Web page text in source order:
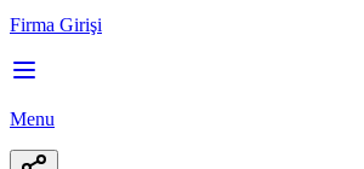
Firma Girişi
Menu